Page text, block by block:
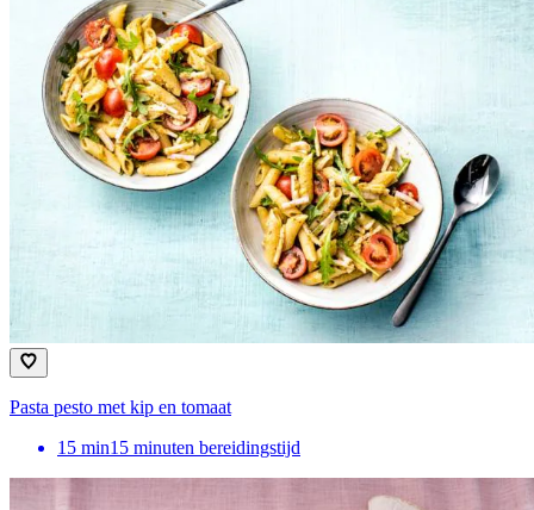
Pasta pesto met kip en tomaat
15 min15 minuten bereidingstijd